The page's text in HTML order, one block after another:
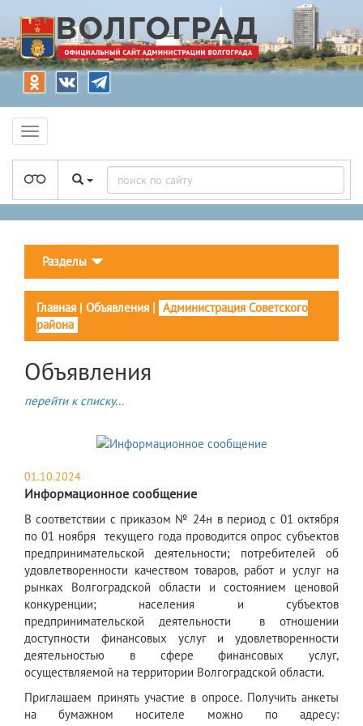
Разделы
Главная | Объявления | Администрация Советского
района
Объявления
перейти к списку...
01.10.2024
Информационное сообщение
В соответствии с приказом № 24н в период с 01 октября
по 01 ноября текущего года проводится опрос субъектов
предпринимательской деятельности; потребителей об
удовлетворенности качеством товаров, работ и услуг на
рынках Волгоградской области и состоянием ценовой
конкуренции; населения и субъектов
предпринимательской деятельности в отношении
доступности финансовых услуг и удовлетворенности
деятельностью в сфере финансовых услуг,
осуществляемой на территории Волгоградской области.
Приглашаем принять участие в опросе. Получить анкеты
на бумажном носителе можно по адресу: